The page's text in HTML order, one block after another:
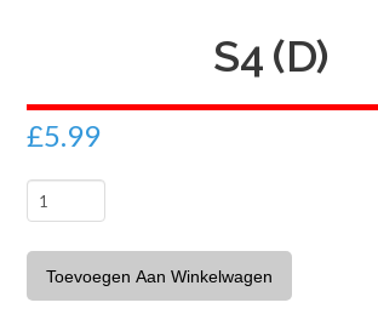
S4 (D)
£5.99
S4
aantal
Toevoegen Aan Winkelwagen